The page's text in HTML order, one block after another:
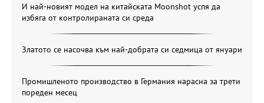
И най-новият модел на китайската Moonshot успя да
избяга от контролираната си среда
Златото се насочва към най-добрата си седмица от януари
Промишленото производство в Германия нарасна за трети
пореден месец